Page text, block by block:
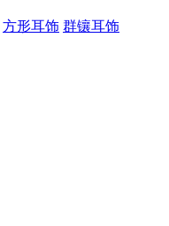
方形耳饰 群镶耳饰